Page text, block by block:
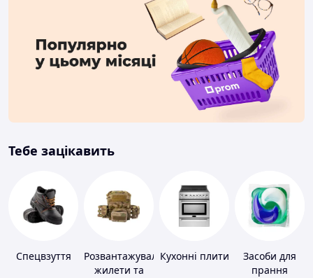
Тебе зацікавить
Спецвзуття
Розвантажувальні
жилети та
Кухонні плити
Засоби для
прання